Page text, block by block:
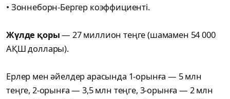
• Зоннеборн-Бергер коэффициенті.
Жүлде қоры— 27 миллион теңге (шамамен 54 000
АҚШ доллары).
Ерлер мен әйелдер арасында 1-орынға — 5 млн
теңге, 2-орынға — 3,5 млн теңге, 3-орынға — 2 млн